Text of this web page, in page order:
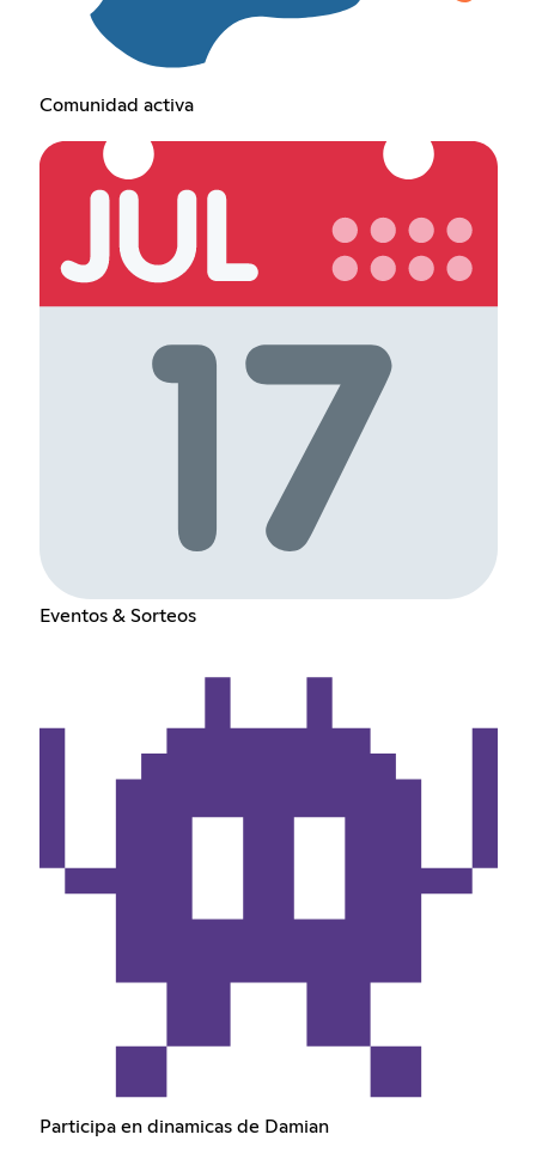
Comunidad activa
Eventos & Sorteos
Participa en dinamicas de Damian